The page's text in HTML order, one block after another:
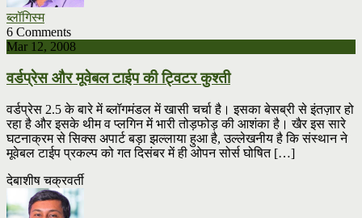
ब्लॉगिस्म
6 Comments
Mar 12, 2008
वर्डप्रेस और मूवेबल टाईप की ट्विटर कुश्ती
वर्डप्रेस 2.5 के बारे में ब्लॉगमंडल में खासी चर्चा है। इसका बेसब्री से इंतज़ार हो
रहा है और इसके थीम व प्लगिन में भारी तोड़फोड़ की आशंका है। खैर इस सारे
घटनाक्रम से सिक्स अपार्ट बड़ा झल्लाया हुआ है, उल्लेखनीय है कि संस्थान ने
मूवेबल टाईप प्रकल्प को गत दिसंबर में ही ओपन सोर्स घोषित […]
देबाशीष चक्रवर्ती